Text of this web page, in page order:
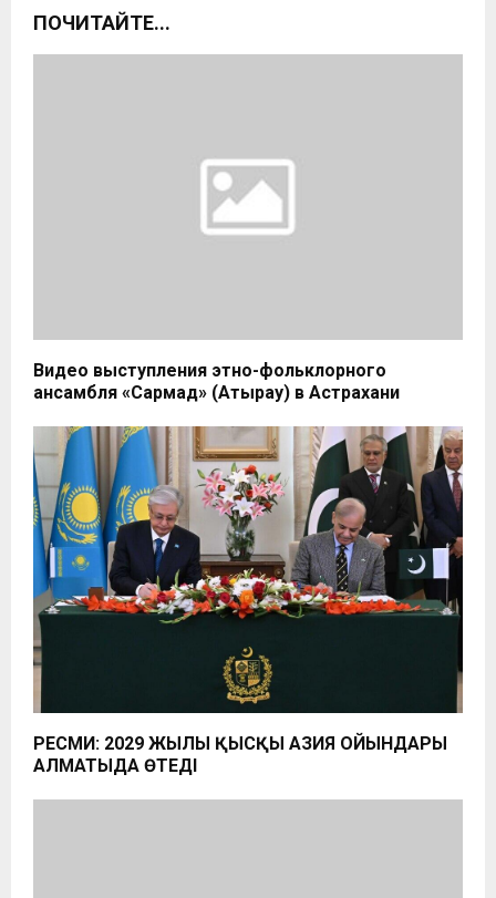
ПОЧИТАЙТЕ...
Видео выступления этно-фольклорного
ансамбля «Сармад» (Атырау) в Астрахани
РЕСМИ: 2029 ЖЫЛҒЫ ҚЫСҚЫ АЗИЯ ОЙЫНДАРЫ
АЛМАТЫДА ӨТЕДІ